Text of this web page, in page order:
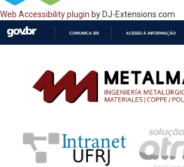
Web Accessibility plugin by DJ-Extensions.com
CONTEÚDO
COMUNICA BR ACESSO À INFORMAÇÃO